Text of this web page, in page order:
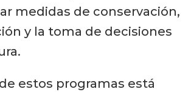
medidas de conservación,
y la toma de decisiones
estos programas está